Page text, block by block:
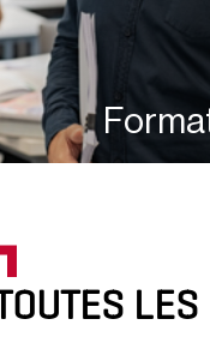
TOUTES